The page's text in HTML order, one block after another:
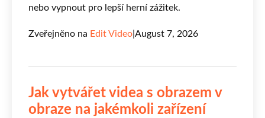
nebo vypnout pro lepší herní zážitek.
Zveřejněno na Edit Video August 7, 2026
Jak vytvářet videa s obrazem v
obraze na jakémkoli zařízení